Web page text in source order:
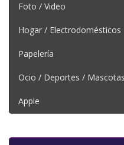
Foto / Video
Hogar / Electrodomésticos
Papelería
Ocio / Deportes / Mascotas
Apple